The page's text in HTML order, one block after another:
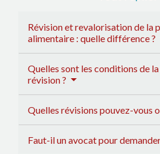
Révision et revalorisation de la
alimentaire : quelle différence ?
Quelles sont les conditions de
révision ?
Quelles révisions pouvez-vous
Faut-il un avocat pour